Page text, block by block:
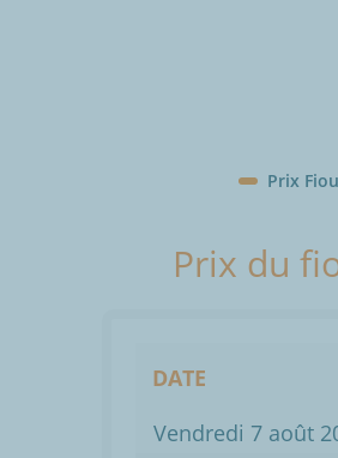
Prix
Prix du
DATE
Vendredi 7 août